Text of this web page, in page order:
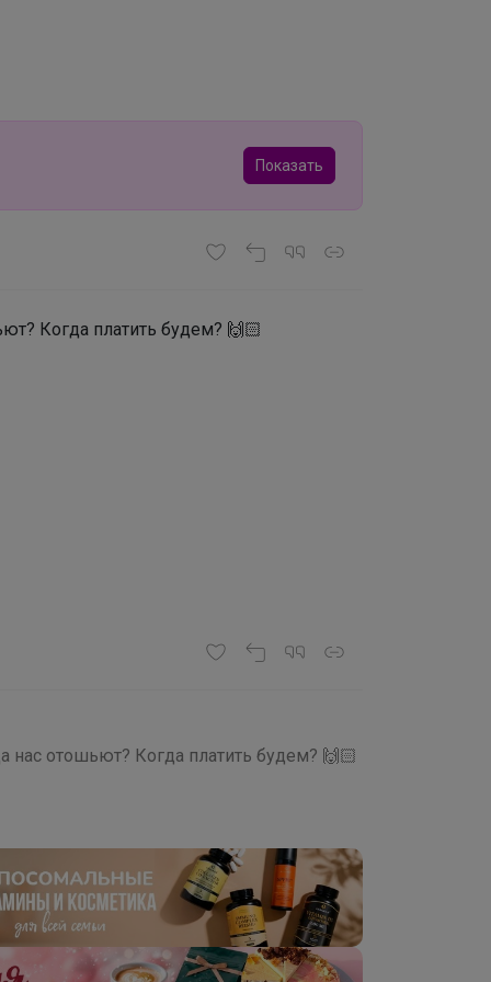
Показать
Когда платить будем? 🙌🏻
нас отошьют? Когда платить будем? 🙌🏻